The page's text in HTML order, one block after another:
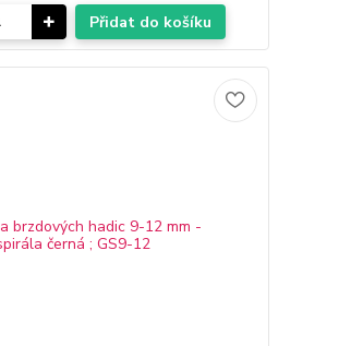
Přidat do košíku